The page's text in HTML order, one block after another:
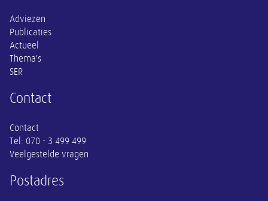
Adviezen
Publicaties
Actueel
Thema's
SER
Contact
Contact
Tel: 070 - 3 499 499
Veelgestelde vragen
Postadres